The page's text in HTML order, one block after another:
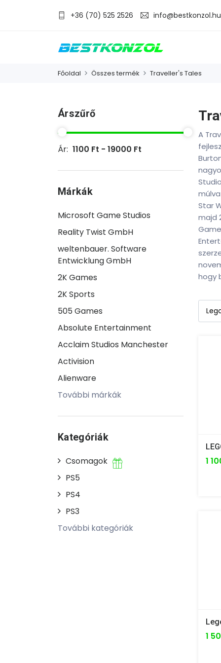
+36 (70) 525 2526 info@bestkonzol.hu
Főoldal Összes termék Traveller's Tales
A
Star
majd
hogy
1
1
Árszűrő
Ár: 1100 Ft - 19000 Ft
Márkák
Microsoft Game Studios
Reality Twist GmbH
weltenbauer. Software
Entwicklung GmbH
2K Games
2K Sports
505 Games
Absolute Entertainment
Acclaim Studios Manchester
Activision
Alienware
További márkák
Kategóriák
Csomagok
PS5
PS4
PS3
További kategóriák